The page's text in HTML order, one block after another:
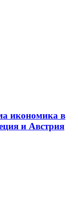
икономика в
и Австрия